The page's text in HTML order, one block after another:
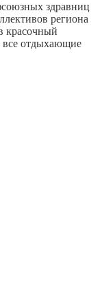
здравниц
региона
красочный
все отдыхающие